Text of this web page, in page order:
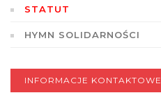
STATUT
HYMN SOLIDARNOŚCI
INFORMACJE KONTAKTOWE